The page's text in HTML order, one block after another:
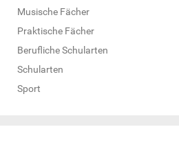
Musische Fächer
Praktische Fächer
Berufliche Schularten
Schularten
Sport